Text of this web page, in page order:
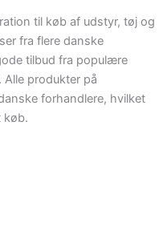
til køb af udstyr, tøj og
fra flere danske
tilbud fra populære
produkter på
forhandlere, hvilket
køb.